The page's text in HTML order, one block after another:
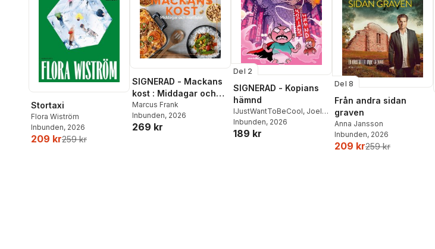
Stortaxi
Flora Wiström
Inbunden, 2026
209 kr259 kr
SIGNERAD - Mackans
kost : Middagar och
matlådor
Marcus Frank
Inbunden, 2026
269 kr
Del 2
SIGNERAD - Kopians
hämnd
IJustWantToBeCool, Joel
Adolphson,Emil Ejdemo
Beer ,Victor Beer
Inbunden, 2026
189 kr
Del 8
Från andra sidan
graven
Anna Jansson
Inbunden, 2026
209 kr259 kr